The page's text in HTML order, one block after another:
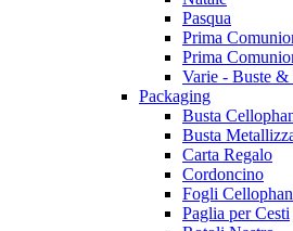
Pasqua
Prima
Prima
Varie - Buste
Packaging
Busta
Busta
Carta Regalo
Cordoncino
Fogli
Paglia per Cesti